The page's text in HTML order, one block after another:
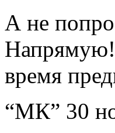
А не
Напрямую!
время
“МК” 30